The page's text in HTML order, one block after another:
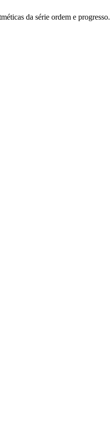
da série ordem e progresso.